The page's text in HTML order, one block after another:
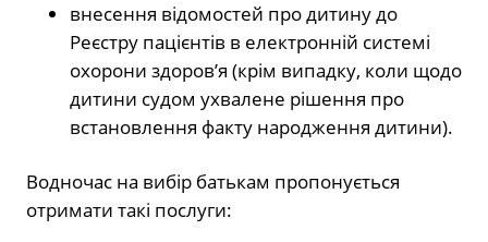
внесення відомостей про дитину до
Реєстру пацієнтів в електронній системі
охорони здоров’я (крім випадку, коли щодо
дитини судом ухвалене рішення про
встановлення факту народження дитини).
Водночас на вибір батькам пропонується
отримати такі послуги: